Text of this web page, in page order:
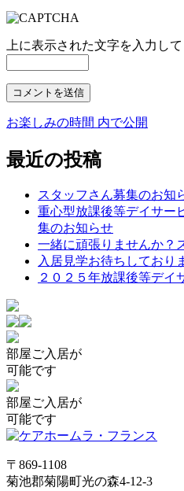
上に表示された文字を入力して
投
稿
ョ
ン
お楽しみの時間 内で公開
最近の投稿
スタッフさん募集のお知
重心型放課後等デイサー
集のお知らせ
一緒に頑張りませんか？
入居見学お待ちしており
２０２５年放課後等デイ
部屋ご入居が
可能です
部屋ご入居が
可能です
〒869-1108
菊池郡菊陽町光の森4-12-3